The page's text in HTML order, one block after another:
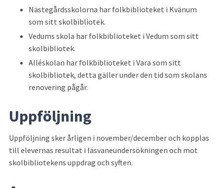
Nästegårdsskolorna har folkbiblioteket i Kvänum
som sitt skolbibliotek.
Vedums skola har folkbiblioteket i Vedum som sitt
skolbibliotek.
Alléskolan har folkbiblioteket i Vara som sitt
skolbibliotek, detta gäller under den tid som skolans
renovering pågår.
Uppföljning
Uppföljning sker årligen i november/december och kopplas
till elevernas resultat i läsvaneundersökningen och mot
skolbibliotekens uppdrag och syften.